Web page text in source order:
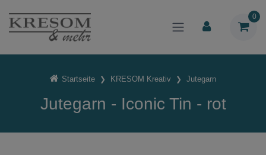
0
Startseite KRESOM Kreativ Jutegarn
Jutegarn - Iconic Tin - rot